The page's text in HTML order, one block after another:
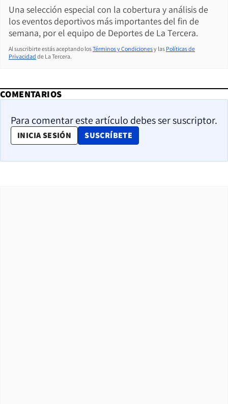
Una selección especial con la cobertura y análisis de
los eventos deportivos más importantes del fin de
semana, por el equipo de Deportes de La Tercera.
Al suscribirte estás aceptando losTérminos y Condicionesy las Políticas de
Privacidad de La Tercera.
COMENTARIOS
Para comentar este artículo debes ser suscriptor.
INICIA SESIÓN SUSCRÍBETE
OPENS IN NEW WINDOW